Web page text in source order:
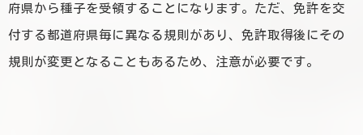
府県から種子を受領することになります。ただ、免許を交
付する都道府県毎に異なる規則があり、免許取得後にその
規則が変更となることもあるため、注意が必要です。